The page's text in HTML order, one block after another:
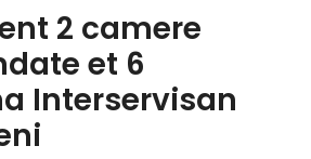
2 camere
et 6
Interservisan